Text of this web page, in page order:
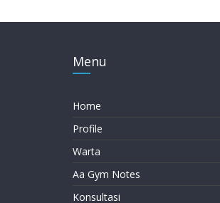
Menu
Home
Profile
Warta
Aa Gym Notes
Konsultasi